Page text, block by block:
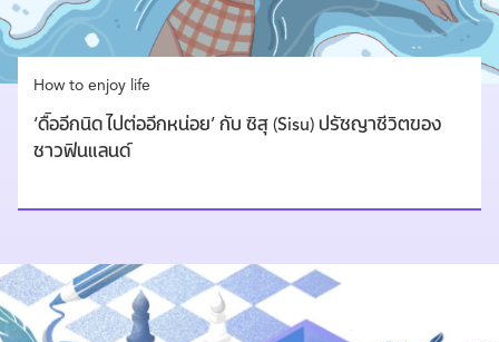
How to enjoy life
‘ดื้ออีกนิด ไปต่ออีกหน่อย’ กับ ซิสุ (Sisu) ปรัชญาชีวิตของ
ชาวฟินแลนด์